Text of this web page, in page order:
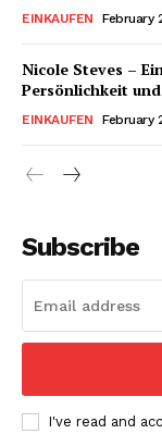
EINKAUFEN February
Nicole Steves –
Persönlichkeit
EINKAUFEN February
Subscribe
I've read and